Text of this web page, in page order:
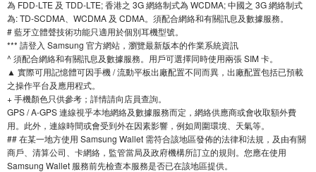
為 FDD-LTE 及 TDD-LTE; 香港之 3G 網絡制式為 WCDMA; 中國之 3G 網絡制式
為: TD-SCDMA、WCDMA 及 CDMA。須配合網絡和有關訊息及數據服務。
# 藍牙立體聲技術功能只適用於個別耳機型號。
*** 請登入 Samsung 官方網站，瀏覽最新版本的作業系統資訊
^ 須配合網絡和有關訊息及數據服務。用戶可選擇同時使用兩張 SIM 卡。
▲ 實際可用記憶體可因手機 / 流動平板出廠配置不同而異，出廠配置包括已預載
之操作平台及應用程式。
+ 手機顏色只供參考；詳情請向店員查詢。
GPS / A-GPS 連線視乎本地網絡及數據服務而定，網絡供應商或會收取額外費
用。此外，連線時間或會受到外在因素影響，例如周圍環境、天氣等。
## 在某一地方使用 Samsung Wallet 需符合該地區發佈的法律和法規，及由有關
商戶、清算公司、卡網絡，監管當局及政府機構所訂立的規則。您應在使用
Samsung Wallet 服務前先檢查本服務是否已在該地區提供。